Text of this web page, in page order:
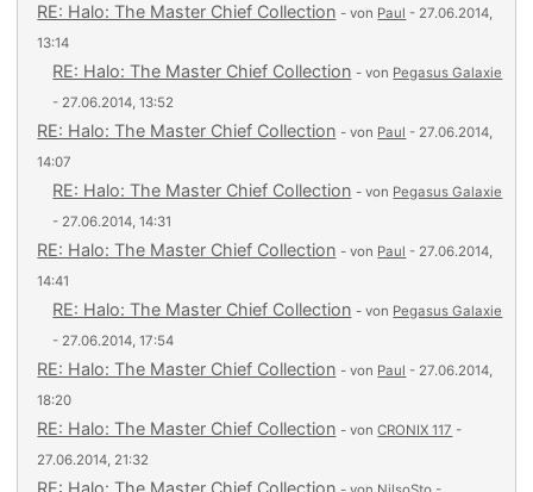
RE: Halo: The Master Chief Collection - von Paul - 27.06.2014,
13:14
RE: Halo: The Master Chief Collection - von Pegasus Galaxie
- 27.06.2014, 13:52
RE: Halo: The Master Chief Collection - von Paul - 27.06.2014,
14:07
RE: Halo: The Master Chief Collection - von Pegasus Galaxie
- 27.06.2014, 14:31
RE: Halo: The Master Chief Collection - von Paul - 27.06.2014,
14:41
RE: Halo: The Master Chief Collection - von Pegasus Galaxie
- 27.06.2014, 17:54
RE: Halo: The Master Chief Collection - von Paul - 27.06.2014,
18:20
RE: Halo: The Master Chief Collection - vonCRONIX 117 -
27.06.2014, 21:32